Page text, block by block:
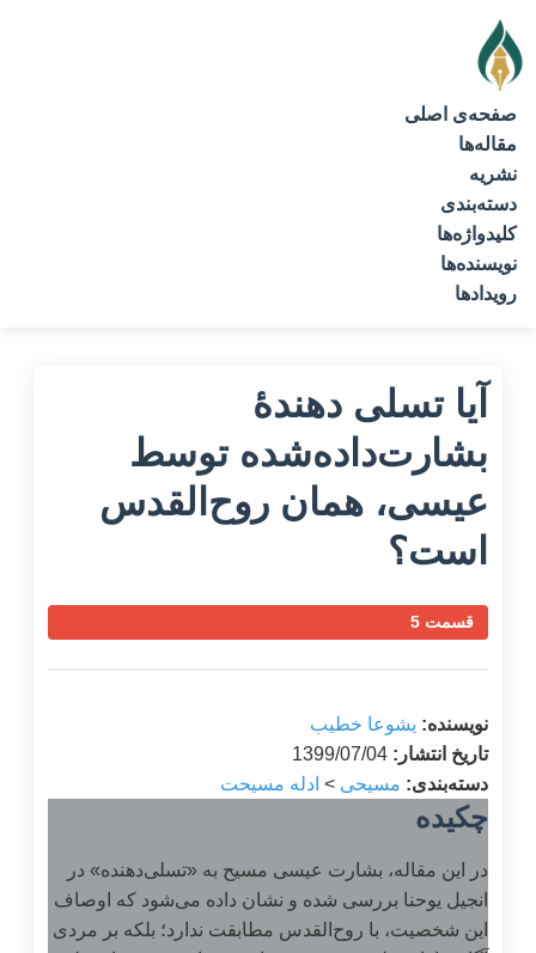
صفحه‌ی اصلی
مقاله‌ها
نشریه
دسته‌بندی
کلیدواژه‌ها
نویسنده‌ها
رویدادها
آیا تسلی دهندۀ
بشارت‌داده‌شده توسط
عیسی، همان روح‌القدس
است؟
قسمت 5
نویسنده: یشوعا خطیب
تاریخ انتشار: 1399/07/04
دسته‌بندی: مسیحی > ادله مسیحت
چکیده
در این مقاله، بشارت عیسی مسیح به «تسلی‌دهنده» در
انجیل یوحنا بررسی شده و نشان داده می‌شود که اوصاف
این شخصیت، با روح‌القدس مطابقت ندارد؛ بلکه بر مردی